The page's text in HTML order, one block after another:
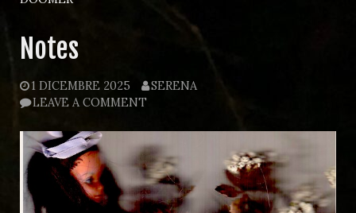
Notes
1 DICEMBRE 2025
SERENA
LEAVE A COMMENT